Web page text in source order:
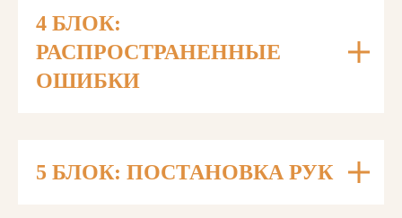
4 БЛОК:
РАСПРОСТРАНЕННЫЕ
ОШИБКИ
5 БЛОК: ПОСТАНОВКА РУК